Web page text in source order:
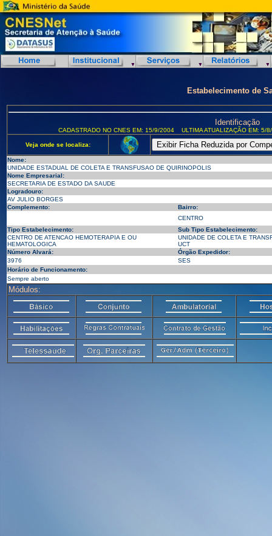
Estabelecimento de
Identificação
CADASTRADO NO CNES EM: 15/9/2004 ULTIMA ATUALIZAÇÃO EM:
Veja onde se localiza:
Nome:
UNIDADE ESTADUAL DE COLETA E TRANSFUSAO DE QUIRINOPOLIS
Nome Empresarial:
SECRETARIA DE ESTADO DA SAUDE
Logradouro:
AV JULIO BORGES
Complemento:
Bairro:
CENTRO
Tipo Estabelecimento:
Sub Tipo Estabelecimento:
CENTRO DE ATENCAO HEMOTERAPIA E OU
HEMATOLOGICA
UNIDADE DE COLETA E
UCT
Número Alvará:
Órgão Expedidor:
3976
SES
Horário de Funcionamento:
Sempre aberto
Módulos: